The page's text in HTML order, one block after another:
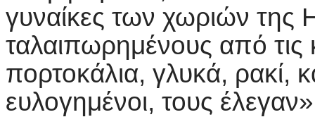
γυναίκες των χωριών της
ταλαιπωρημένους από τις
πορτοκάλια, γλυκά, ρακί,
ευλογημένοι, τους